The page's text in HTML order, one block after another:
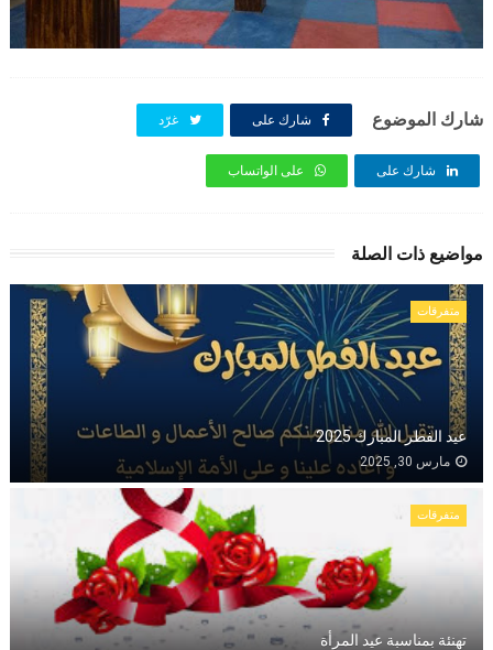
شارك الموضوع شارك على غرّد
شارك على على الواتساب
مواضيع ذات الصلة
متفرقات
عيد الفطر المبارك 2025
مارس 30, 2025
متفرقات
تهنئة بمناسبة عيد المرأة